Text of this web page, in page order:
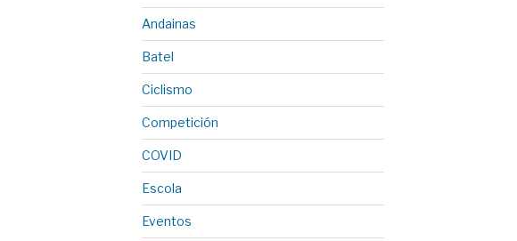
Andainas
Batel
Ciclismo
Competición
COVID
Escola
Eventos